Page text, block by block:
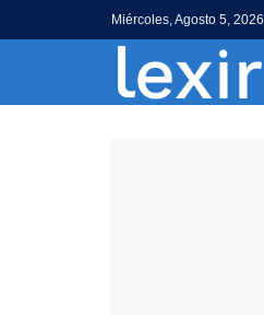
Miércoles, Agosto 5, 2026